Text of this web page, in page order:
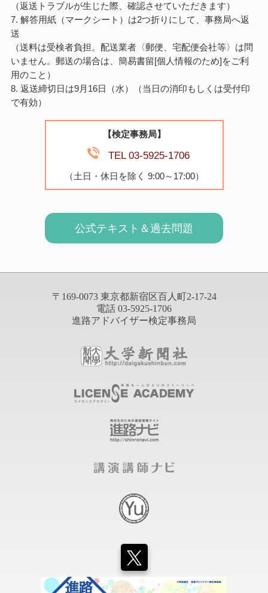
（返送トラブルが生じた際、確認させていただきます）
7. 解答用紙（マークシート）は2つ折りにして、事務局へ返
送
（送料は受検者負担。配送業者〈郵便、宅配便会社等〉は問
いません。郵送の場合は、簡易書留[個人情報のため]をご利
用のこと）
8. 返送締切日は9月16日（水）（当日の消印もしくは受付印
で有効）
【検定事務局】
TEL 03-5925-1706
（土日・休日を除く 9:00～17:00）
公式テキスト＆過去問題
〒169-0073 東京都新宿区百人町2-17-24
電話 03-5925-1706
進路アドバイザー検定事務局